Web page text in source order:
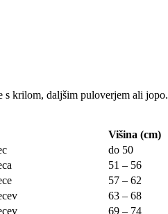
s krilom, daljšim puloverjem ali jopo.
Višina (cm)
do 50
51 – 56
57 – 62
63 – 68
69 – 74